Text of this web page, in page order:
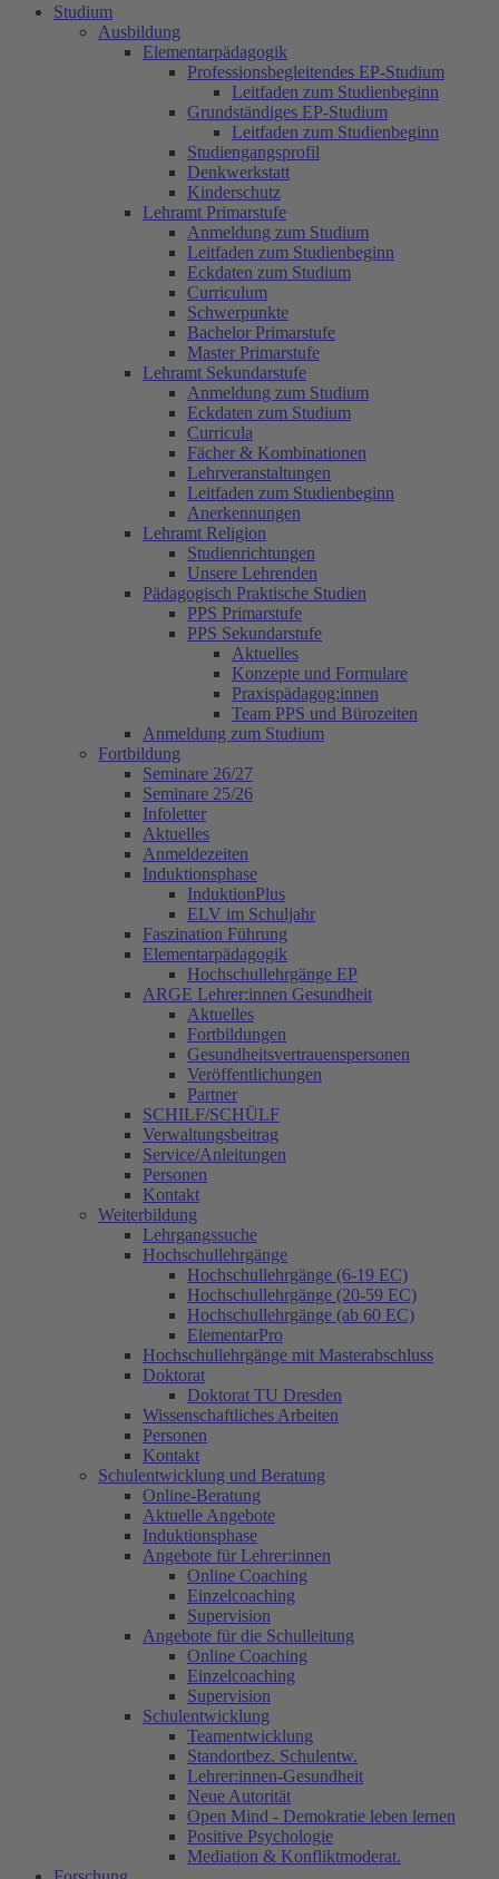
Studium
Ausbildung
Elementarpädagogik
Professionsbegleitendes EP-Studium
Leitfaden zum Studienbeginn
Grundständiges EP-Studium
Leitfaden zum Studienbeginn
Studiengangsprofil
Denkwerkstatt
Kinderschutz
Lehramt Primarstufe
Anmeldung zum Studium
Leitfaden zum Studienbeginn
Eckdaten zum Studium
Curriculum
Schwerpunkte
Bachelor Primarstufe
Master Primarstufe
Lehramt Sekundarstufe
Anmeldung zum Studium
Eckdaten zum Studium
Curricula
Fächer & Kombinationen
Lehrveranstaltungen
Leitfaden zum Studienbeginn
Anerkennungen
Lehramt Religion
Studienrichtungen
Unsere Lehrenden
Pädagogisch Praktische Studien
PPS Primarstufe
PPS Sekundarstufe
Aktuelles
Konzepte und Formulare
Praxispädagog:innen
Team PPS und Bürozeiten
Anmeldung zum Studium
Fortbildung
Seminare 26/27
Seminare 25/26
Infoletter
Aktuelles
Anmeldezeiten
Induktionsphase
InduktionPlus
ELV im Schuljahr
Faszination Führung
Elementarpädagogik
Hochschullehrgänge EP
ARGE Lehrer:innen Gesundheit
Aktuelles
Fortbildungen
Gesundheitsvertrauenspersonen
Veröffentlichungen
Partner
SCHILF/SCHÜLF
Verwaltungsbeitrag
Service/Anleitungen
Personen
Kontakt
Weiterbildung
Lehrgangssuche
Hochschullehrgänge
Hochschullehrgänge (6-19 EC)
Hochschullehrgänge (20-59 EC)
Hochschullehrgänge (ab 60 EC)
ElementarPro
Hochschullehrgänge mit Masterabschluss
Doktorat
Doktorat TU Dresden
Wissenschaftliches Arbeiten
Personen
Kontakt
Schulentwicklung und Beratung
Online-Beratung
Aktuelle Angebote
Induktionsphase
Angebote für Lehrer:innen
Online Coaching
Einzelcoaching
Supervision
Angebote für die Schulleitung
Online Coaching
Einzelcoaching
Supervision
Schulentwicklung
Teamentwicklung
Standortbez. Schulentw.
Lehrer:innen-Gesundheit
Neue Autorität
Open Mind - Demokratie leben lernen
Positive Psychologie
Mediation & Konfliktmoderat.